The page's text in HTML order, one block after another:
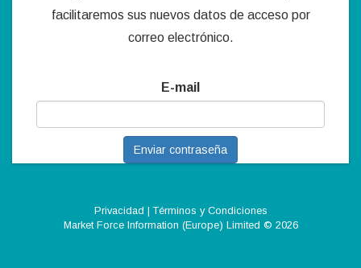
facilitaremos sus nuevos datos de acceso por
correo electrónico.
E-mail
Enviar contraseña
Privacidad |Términos y Condiciones
Market Force Information (Europe) Limited © 2026